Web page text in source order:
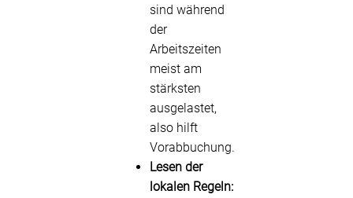
sind während
der
Arbeitszeiten
meist am
stärksten
ausgelastet,
also hilft
Vorabbuchung.
Lesen der
lokalen Regeln: